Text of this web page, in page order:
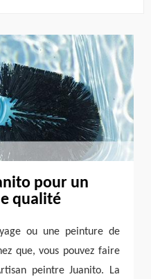
pour un
qualité
ou une peinture de
que, vous pouvez faire
peintre Juanito. La